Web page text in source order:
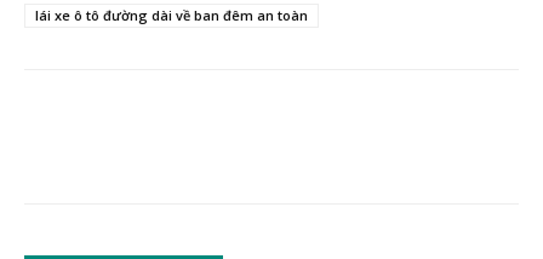
lái xe ô tô đường dài về ban đêm an toàn